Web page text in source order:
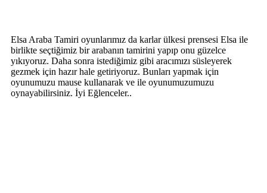
Elsa Araba Tamiri oyunlarımız da karlar ülkesi prensesi Elsa ile
birlikte seçtiğimiz bir arabanın tamirini yapıp onu güzelce
yıkıyoruz. Daha sonra istediğimiz gibi aracımızı süsleyerek
gezmek için hazır hale getiriyoruz. Bunları yapmak için
oyunumuzu mause kullanarak ve ile oyunumuzumuzu
oynayabilirsiniz. İyi Eğlenceler..